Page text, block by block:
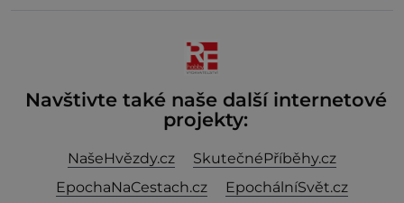
Navštivte také naše další internetové
projekty:
NašeHvězdy.cz
SkutečnéPříběhy.cz
EpochaNaCestach.cz
EpochálníSvět.cz